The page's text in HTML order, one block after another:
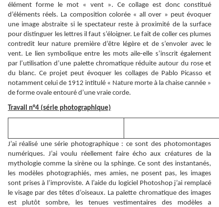
élément forme le mot « vent ». Ce collage est donc constitué
d’éléments réels. La composition colorée « all over » peut évoquer
une image abstraite si le spectateur reste à proximité de la surface
pour distinguer les lettres il faut s’éloigner. Le fait de coller ces plumes
contredit leur nature première d’être légère et de s’envoler avec le
vent. Le lien symbolique entre les mots aile-elle s’inscrit également
par l’utilisation d’une palette chromatique réduite autour du rose et
du blanc. Ce projet peut évoquer les collages de Pablo Picasso et
notamment celui de 1912 intitulé « Nature morte à la chaise cannée »
de forme ovale entouré d’une vraie corde.
Travail n°4 (série photographique)
J’ai réalisé une série photographique : ce sont des photomontages
numériques. J’ai voulu réellement faire écho aux créatures de la
mythologie comme la sirène ou la sphinge. Ce sont des instantanés,
les modèles photographiés, mes amies, ne posent pas, les images
sont prises à l’improviste. A l’aide du logiciel Photoshop j’ai remplacé
le visage par des têtes d’oiseaux. La palette chromatique des images
est plutôt sombre, les tenues vestimentaires des modèles a